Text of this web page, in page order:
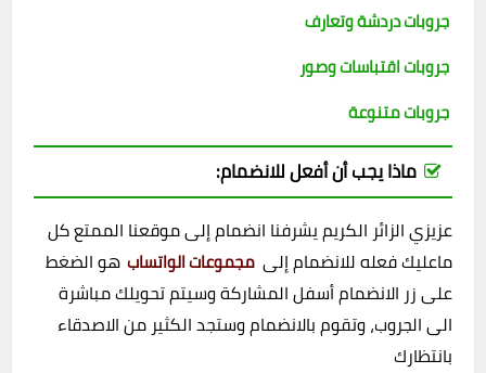
جروبات دردشة وتعارف
جروبات اقتباسات وصور
جروبات متنوعة
ماذا يجب أن أفعل للانضمام:
عزيزي الزائر الكريم يشرفنا انضمام إلى موقعنا الممتع كل
ماعليك فعله للانضمام إلى مجموعات الواتساب هو الضغط
على زر الانضمام أسفل المشاركة وسيتم تحويلك مباشرة
الى الجروب، وتقوم بالانضمام وستجد الكثير من الاصدقاء
بانتظارك